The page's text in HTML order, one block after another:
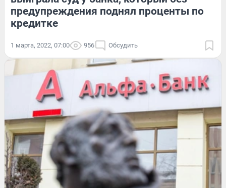
предупреждения поднял проценты по
кредитке
1 марта, 2022, 07:00 956 Обсудить